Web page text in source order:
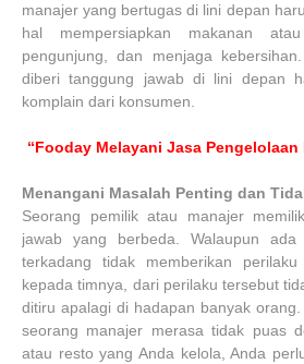
manajer yang bertugas di lini depan
hal mempersiapkan makanan
pengunjung, dan menjaga
diberi tanggung jawab di lini depan
komplain dari konsumen.
“Fooday Melayani Jasa
Menangani Masalah Penting dan
Seorang pemilik atau manajer
jawab yang berbeda. Walaupun
terkadang tidak memberikan
kepada timnya, dari perilaku tersebut
ditiru apalagi di hadapan banyak
seorang manajer merasa tidak puas
atau resto yang Anda kelola, Anda